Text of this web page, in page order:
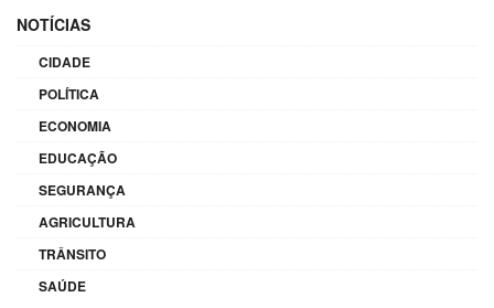
NOTÍCIAS
CIDADE
POLÍTICA
ECONOMIA
EDUCAÇÃO
SEGURANÇA
AGRICULTURA
TRÂNSITO
SAÚDE